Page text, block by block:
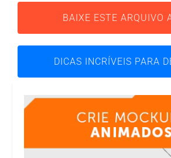
BAIXE ESTE ARQUIVO
DICAS INCRÍVEIS PARA